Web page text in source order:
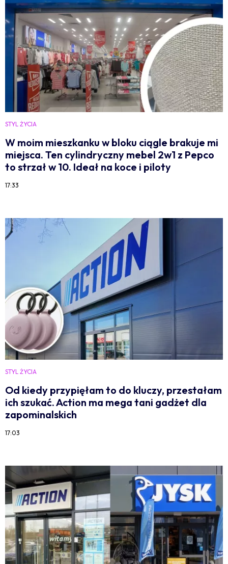
STYL ŻYCIA
W moim mieszkanku w bloku ciągle brakuje mi
miejsca. Ten cylindryczny mebel 2w1 z Pepco
to strzał w 10. Ideał na koce i piloty
17:33
STYL ŻYCIA
Od kiedy przypięłam to do kluczy, przestałam
ich szukać. Action ma mega tani gadżet dla
zapominalskich
17:03